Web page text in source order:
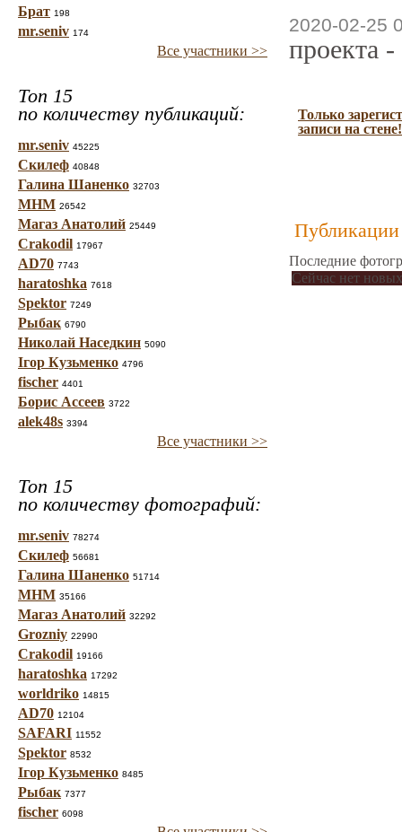
Брат 198
mr.seniv 174
Все участники >>
Топ 15
по количеству публикаций:
mr.seniv 45225
Скилеф 40848
Галина Шаненко 32703
МНМ 26542
Магаз Анатолий 25449
Crakodil 17967
AD70 7743
haratoshka 7618
Spektor 7249
Рыбак 6790
Николай Наседкин 5090
Ігор Кузьменко 4796
fischer 4401
Борис Ассеев 3722
alek48s 3394
Все участники >>
Топ 15
по количеству фотографий:
mr.seniv 78274
Скилеф 56681
Галина Шаненко 51714
МНМ 35166
Магаз Анатолий 32292
Grozniy 22990
Crakodil 19166
haratoshka 17292
worldriko 14815
AD70 12104
SAFARI 11552
Spektor 8532
Ігор Кузьменко 8485
Рыбак 7377
fischer 6098
2020-02-25
проекта
Только
записи на стене!
Публикации
Последние
Сейчас нет